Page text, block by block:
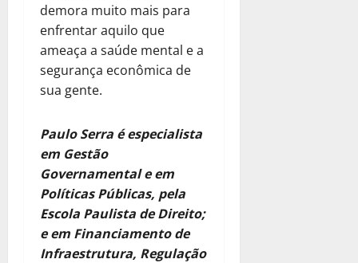
demora muito mais para
enfrentar aquilo que
ameaça a saúde mental e a
segurança econômica de
sua gente.
Paulo Serra é especialista
em Gestão
Governamental e em
Políticas Públicas, pela
Escola Paulista de Direito;
e em Financiamento de
Infraestrutura, Regulação